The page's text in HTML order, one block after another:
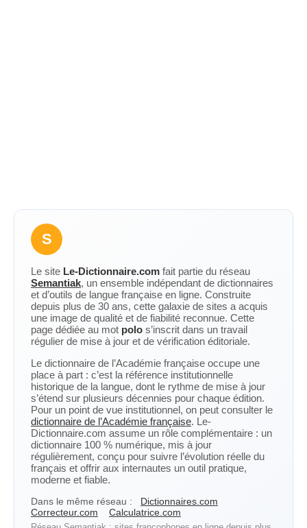
S
Le site Le-Dictionnaire.com fait partie du réseau
Semantiak, un ensemble indépendant de dictionnaires
et d’outils de langue française en ligne. Construite
depuis plus de 30 ans, cette galaxie de sites a acquis
une image de qualité et de fiabilité reconnue. Cette
page dédiée au mot polo s’inscrit dans un travail
régulier de mise à jour et de vérification éditoriale.
Le dictionnaire de l’Académie française occupe une
place à part : c’est la référence institutionnelle
historique de la langue, dont le rythme de mise à jour
s’étend sur plusieurs décennies pour chaque édition.
Pour un point de vue institutionnel, on peut consulter le
dictionnaire de l’Académie française. Le-
Dictionnaire.com assume un rôle complémentaire : un
dictionnaire 100 % numérique, mis à jour
régulièrement, conçu pour suivre l’évolution réelle du
français et offrir aux internautes un outil pratique,
moderne et fiable.
Dans le même réseau :
Dictionnaires.com
Correcteur.com
Calculatrice.com